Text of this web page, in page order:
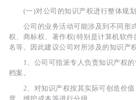
(一)对公司的知识产权进行整体规划
公司的业务活动可能涉及到不同形式
权、商标权、著作权(特别是计算机软
名等。因此建议公司对所涉及的知识产
1、公司可指派专人负责知识产权的
档案。
2、对知识产权按其实际可创造价值